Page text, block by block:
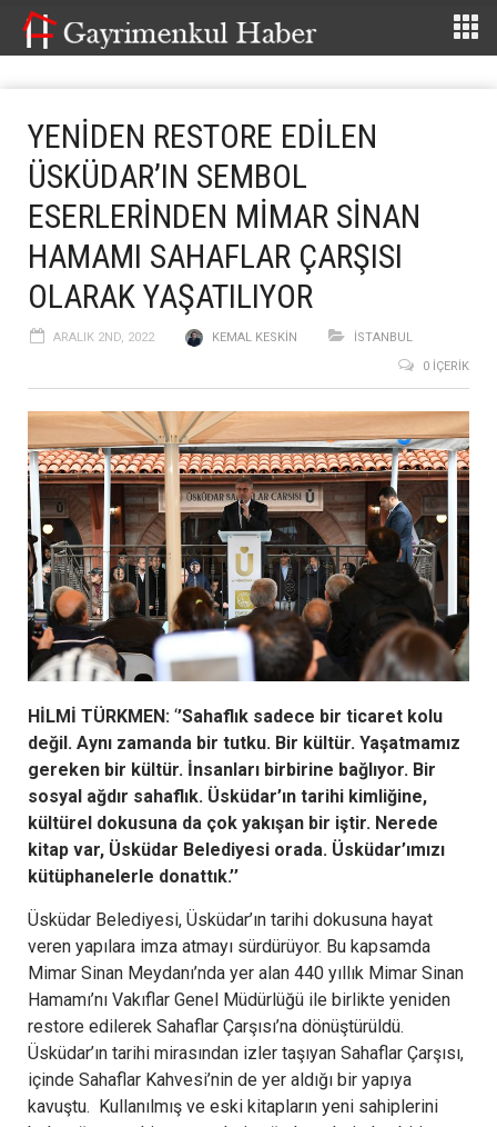
YENİDEN RESTORE EDİLEN
ÜSKÜDAR’IN SEMBOL
ESERLERİNDEN MİMAR SİNAN
HAMAMI SAHAFLAR ÇARŞISI
OLARAK YAŞATILIYOR
ARALIK 2ND, 2022 KEMAL KESKIN
İSTANBUL
0 İÇERIK
HİLMİ TÜRKMEN: ‘’Sahaflık sadece bir ticaret kolu
değil. Aynı zamanda bir tutku. Bir kültür. Yaşatmamız
gereken bir kültür. İnsanları birbirine bağlıyor. Bir
sosyal ağdır sahaflık. Üsküdar’ın tarihi kimliğine,
kültürel dokusuna da çok yakışan bir iştir. Nerede
kitap var, Üsküdar Belediyesi orada. Üsküdar’ımızı
kütüphanelerle donattık.’’
Üsküdar Belediyesi, Üsküdar’ın tarihi dokusuna hayat
veren yapılara imza atmayı sürdürüyor. Bu kapsamda
Mimar Sinan Meydanı’nda yer alan 440 yıllık Mimar Sinan
Hamamı’nı Vakıflar Genel Müdürlüğü ile birlikte yeniden
restore edilerek Sahaflar Çarşısı’na dönüştürüldü.
Üsküdar’ın tarihi mirasından izler taşıyan Sahaflar Çarşısı,
içinde Sahaflar Kahvesi’nin de yer aldığı bir yapıya
kavuştu. Kullanılmış ve eski kitapların yeni sahiplerini